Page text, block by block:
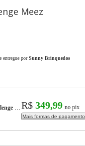
Meez
entregue por Sunny Brinquedos
Orbeez - Challenge Meez R$ 349,99 no pix
Mais formas de pagamento